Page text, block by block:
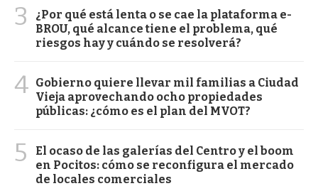
3
¿Por qué está lenta o se cae la plataforma e-
BROU, qué alcance tiene el problema, qué
riesgos hay y cuándo se resolverá?
4 Gobierno quiere llevar mil familias a Ciudad
Vieja aprovechando ocho propiedades
públicas: ¿cómo es el plan del MVOT?
5
El ocaso de las galerías del Centro y el boom
en Pocitos: cómo se reconfigura el mercado
de locales comerciales